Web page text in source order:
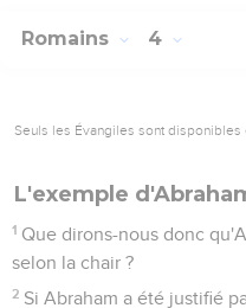
Romains 4
Seuls les Évangiles sont disponibles
L'exemple
1 Que dirons-nous donc
selon la chair ?
2 Si Abraham a été justifié